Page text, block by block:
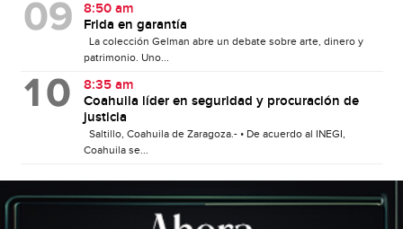
8:50 am
Frida en garantía
La colección Gelman abre un debate sobre arte, dinero y
patrimonio. Uno...
8:35 am
Coahuila líder en seguridad y procuración de
justicia
Saltillo, Coahuila de Zaragoza.- • De acuerdo al INEGI,
Coahuila se...